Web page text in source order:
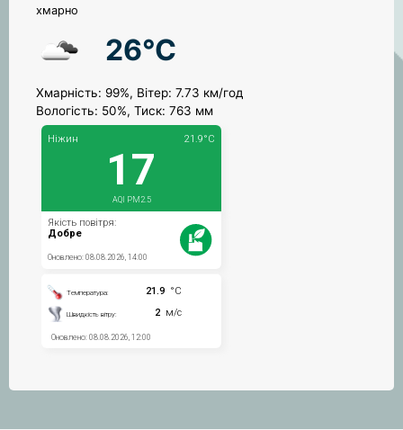
хмарно
26°C
Хмарність: 99%, Вітер: 7.73 км/год
Вологість: 50%, Тиск: 763 мм